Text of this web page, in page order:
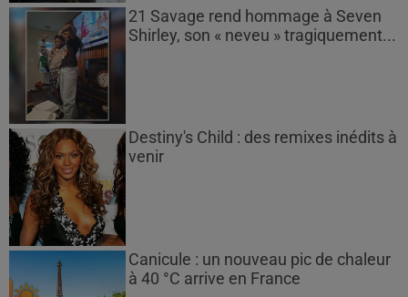
21 Savage rend hommage à Seven
Shirley, son « neveu » tragiquement...
Destiny's Child : des remixes inédits à
venir
Canicule : un nouveau pic de chaleur
à 40 °C arrive en France